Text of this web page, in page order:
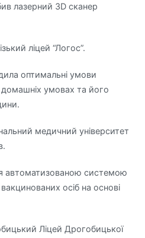
лазерний 3D сканер
ліцей “Логос”.
оптимальні умови
умовах та його
медичний університет
автоматизованою системою
осіб на основі
Ліцей Дрогобицької